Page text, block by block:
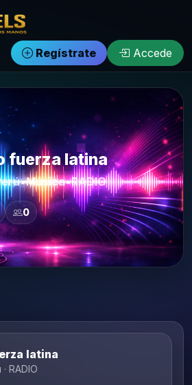
Regístrate Accede
fuerza latina
•Música•RADIO
0
latina
RADIO